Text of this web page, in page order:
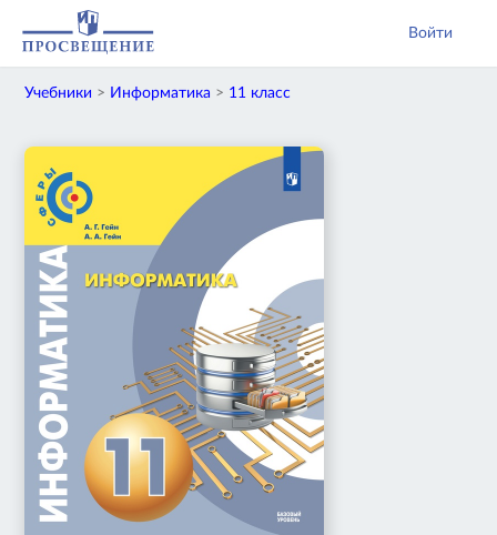
Войти
Учебники > Информатика > 11 класс